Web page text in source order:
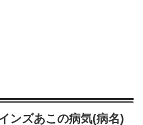
ンズあこの病気(病名)